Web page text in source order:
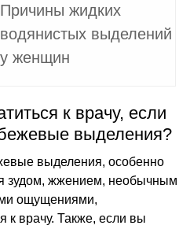
Причины жидких
водянистых выделений
у женщин
к врачу, если
выделения?
выделения, особенно
зудом, жжением, необычным
ощущениями,
к врачу. Также, если вы